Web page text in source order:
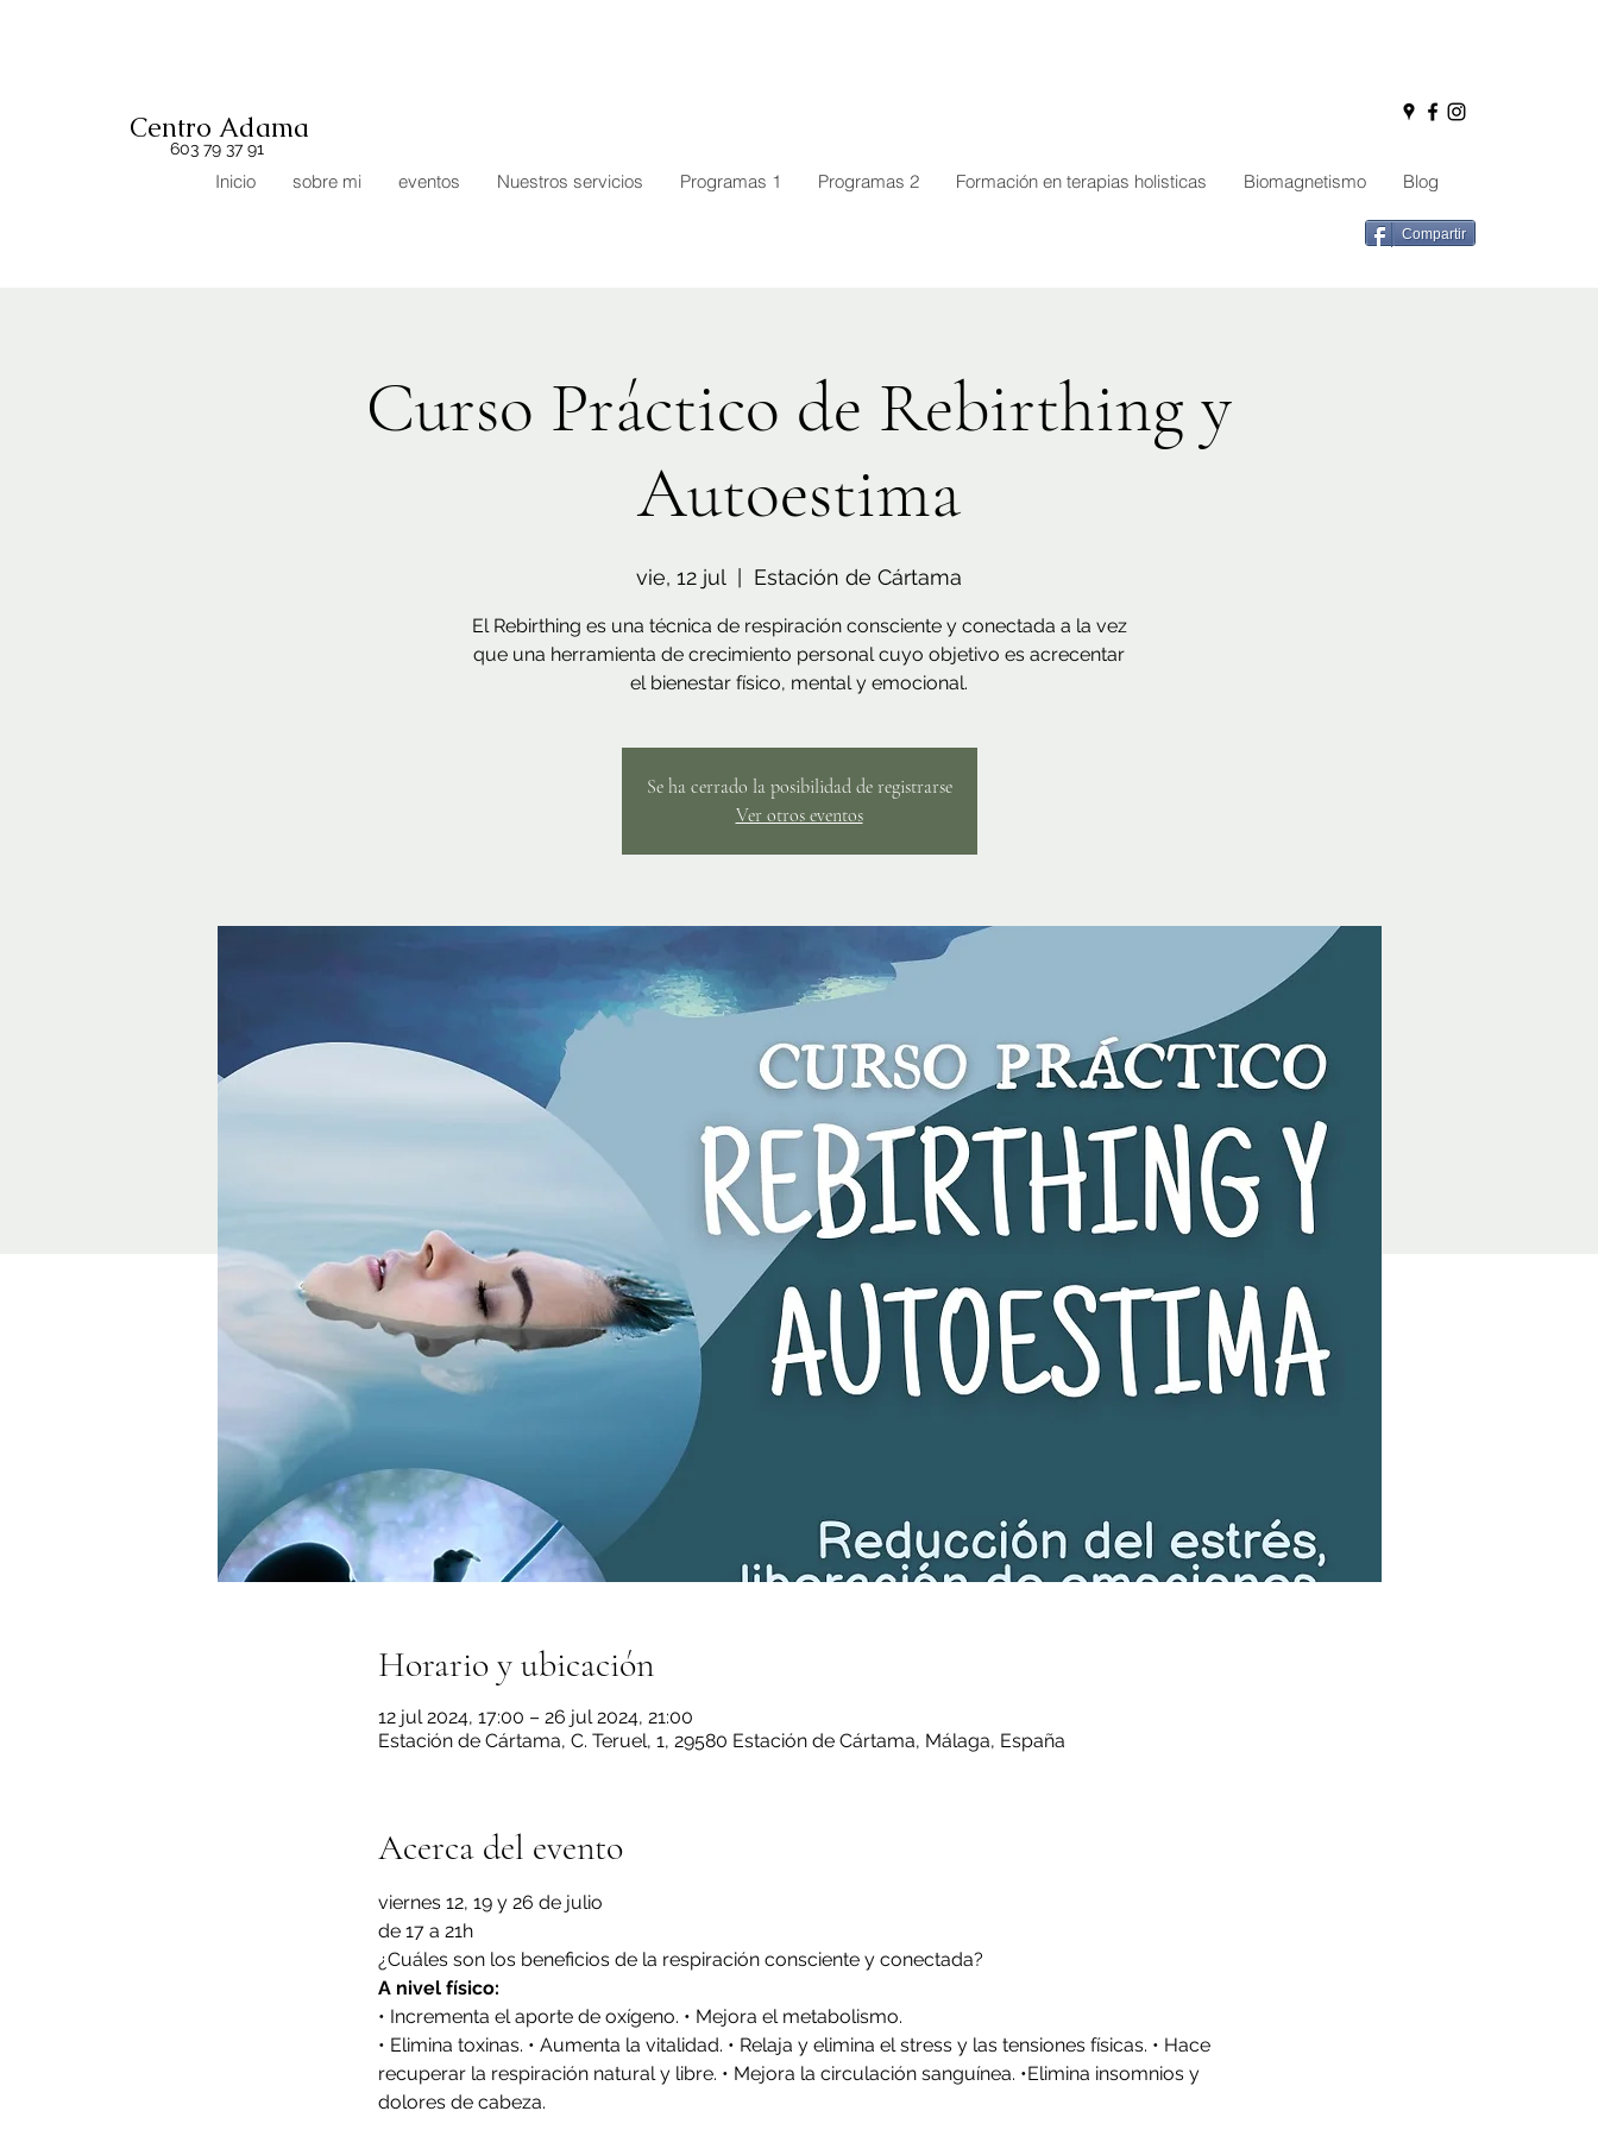
Centro Adama
603 79 37 91
Inicio sobre mi eventos Nuestros servicios Programas 1 Programas 2 Formación en terapias holisticas Biomagnetismo Blog
Compartir
Curso Práctico de Rebirthing y
Autoestima
vie, 12 jul Estación de Cártama
El Rebirthing es una técnica de respiración consciente y conectada a la vez
que una herramienta de crecimiento personal cuyo objetivo es acrecentar
el bienestar físico, mental y emocional.
Se ha cerrado la posibilidad de registrarse
Ver otros eventos
Horario y ubicación
12 jul 2024, 17:00 – 26 jul 2024, 21:00
Estación de Cártama, C. Teruel, 1, 29580 Estación de Cártama, Málaga, España
Acerca del evento
viernes 12, 19 y 26 de julio
de 17 a 21h
¿Cuáles son los beneficios de la respiración consciente y conectada?
A nivel físico:
• Incrementa el aporte de oxígeno. • Mejora el metabolismo.
• Elimina toxinas. • Aumenta la vitalidad. • Relaja y elimina el stress y las tensiones físicas. • Hace
recuperar la respiración natural y libre. • Mejora la circulación sanguínea. •Elimina insomnios y
dolores de cabeza.